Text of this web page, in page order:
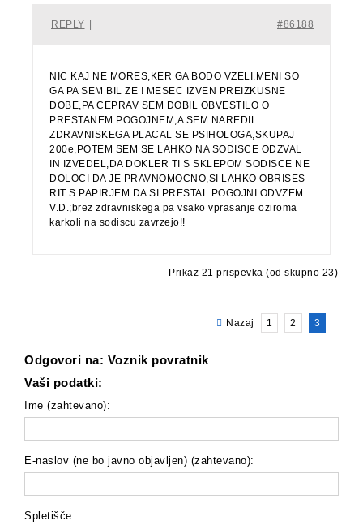
#86188
REPLY
NIC KAJ NE MORES,KER GA BODO VZELI.MENI SO
GA PA SEM BIL ZE ! MESEC IZVEN PREIZKUSNE
DOBE,PA CEPRAV SEM DOBIL OBVESTILO O
PRESTANEM POGOJNEM,A SEM NAREDIL
ZDRAVNISKEGA PLACAL SE PSIHOLOGA,SKUPAJ
200e,POTEM SEM SE LAHKO NA SODISCE ODZVAL
IN IZVEDEL,DA DOKLER TI S SKLEPOM SODISCE NE
DOLOCI DA JE PRAVNOMOCNO,SI LAHKO OBRISES
RIT S PAPIRJEM DA SI PRESTAL POGOJNI ODVZEM
V.D.;brez zdravniskega pa vsako vprasanje oziroma
karkoli na sodiscu zavrzejo!!
Prikaz 21 prispevka (od skupno 23)
Nazaj 1 2 3
Odgovori na: Voznik povratnik
Vaši podatki:
Ime (zahtevano):
E-naslov (ne bo javno objavljen) (zahtevano):
Spletišče: